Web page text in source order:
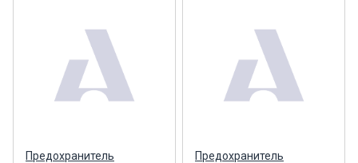
Предохранитель
Предохранитель